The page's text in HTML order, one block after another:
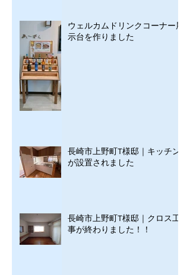
ウェルカムドリンクコーナー展
示台を作りました
長崎市上野町T様邸｜キッチン
が設置されました
長崎市上野町T様邸｜クロス工
事が終わりました！！